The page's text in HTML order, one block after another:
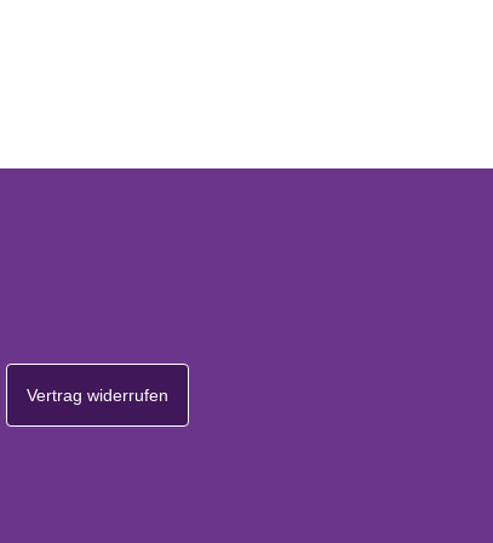
Vertrag widerrufen